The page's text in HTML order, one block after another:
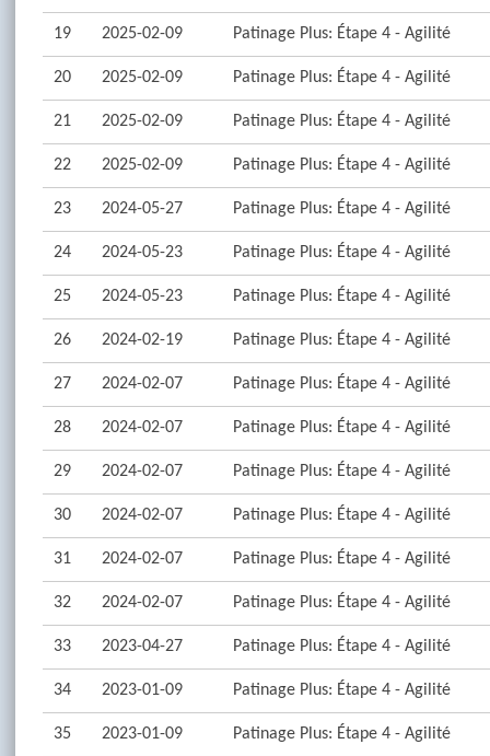
19 2025-02-09 Patinage Plus: Étape 4 - Agilité
20 2025-02-09 Patinage Plus: Étape 4 - Agilité
21 2025-02-09 Patinage Plus: Étape 4 - Agilité
22 2025-02-09 Patinage Plus: Étape 4 - Agilité
23 2024-05-27 Patinage Plus: Étape 4 - Agilité
24 2024-05-23 Patinage Plus: Étape 4 - Agilité
25 2024-05-23 Patinage Plus: Étape 4 - Agilité
26 2024-02-19 Patinage Plus: Étape 4 - Agilité
27 2024-02-07 Patinage Plus: Étape 4 - Agilité
28 2024-02-07 Patinage Plus: Étape 4 - Agilité
29 2024-02-07 Patinage Plus: Étape 4 - Agilité
30 2024-02-07 Patinage Plus: Étape 4 - Agilité
31 2024-02-07 Patinage Plus: Étape 4 - Agilité
32 2024-02-07 Patinage Plus: Étape 4 - Agilité
33 2023-04-27 Patinage Plus: Étape 4 - Agilité
34 2023-01-09 Patinage Plus: Étape 4 - Agilité
35 2023-01-09 Patinage Plus: Étape 4 - Agilité